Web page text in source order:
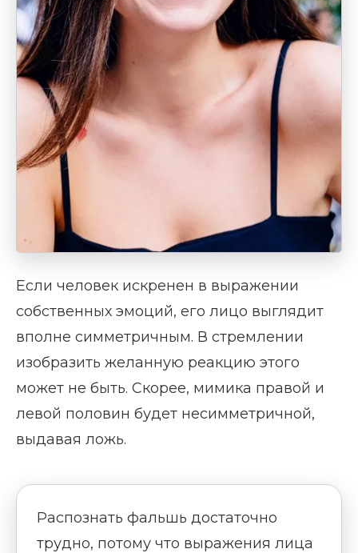
Если человек искренен в выражении
собственных эмоций, его лицо выглядит
вполне симметричным. В стремлении
изобразить желанную реакцию этого
может не быть. Скорее, мимика правой и
левой половин будет несимметричной,
выдавая ложь.
Распознать фальшь достаточно
трудно, потому что выражения лица